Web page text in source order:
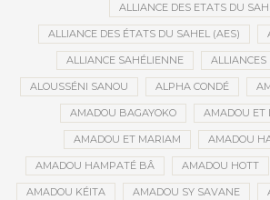
ALLIANCE DES ETATS DU
ALLIANCE DES ÉTATS DU SAHEL (AES)
ALLIANCE SAHÉLIENNE ALLIANCES
ALOUSSÉNI SANOU ALPHA CONDÉ
AMADOU BAGAYOKO AMADOU ET
AMADOU ET MARIAM AMADOU
AMADOU HAMPATÉ BÂ AMADOU HOTT
AMADOU KÉITA AMADOU SY SAVANE